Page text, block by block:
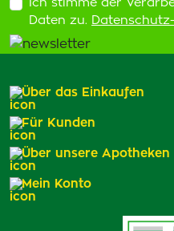
Ich stimme der
Daten zu.
Über das Einkaufen
Für Kunden
Über unsere Apotheken
Mein Konto